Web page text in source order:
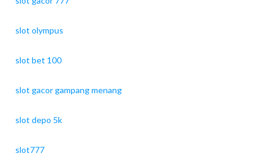
slot olympus
slot bet 100
slot gacor gampang menang
slot depo 5k
slot777